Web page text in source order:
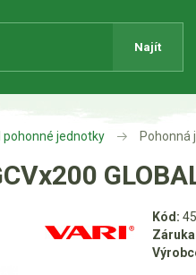
Najít
pohonné jednotky Pohonná
Kód: